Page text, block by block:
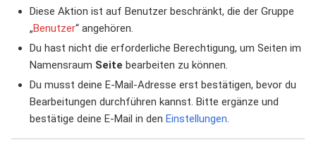
Diese Aktion ist auf Benutzer beschränkt, die der Gruppe
„Benutzer“ angehören.
Du hast nicht die erforderliche Berechtigung, um Seiten im
Namensraum Seite bearbeiten zu können.
Du musst deine E-Mail-Adresse erst bestätigen, bevor du
Bearbeitungen durchführen kannst. Bitte ergänze und
bestätige deine E-Mail in den Einstellungen.